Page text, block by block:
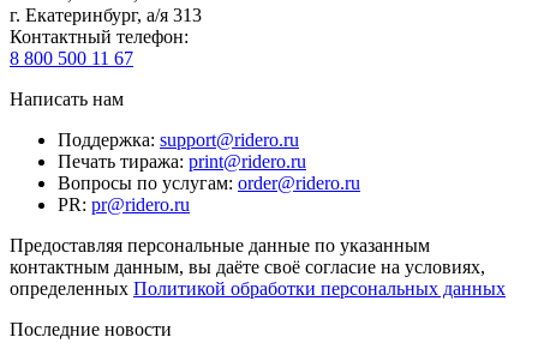
г. Екатеринбург, а/я 313
Контактный телефон:
8 800 500 11 67
Написать нам
Поддержка: support@ridero.ru
Печать тиража: print@ridero.ru
Вопросы по услугам: order@ridero.ru
PR: pr@ridero.ru
Предоставляя персональные данные по указанным
контактным данным, вы даёте своё согласие на условиях,
определенных Политикой обработки персональных данных
Последние новости